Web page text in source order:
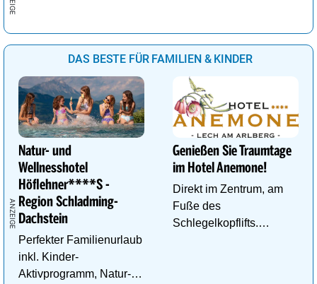
DAS BESTE FÜR FAMILIEN & KINDER
Natur- und
Wellnesshotel
Höflehner****S -
Region Schladming-
Dachstein
Perfekter Familienurlaub
inkl. Kinder-
Aktivprogramm, Natur-
Genießen Sie Traumtage
im Hotel Anemone!
Direkt im Zentrum, am
Fuße des
Schlegelkopflifts.